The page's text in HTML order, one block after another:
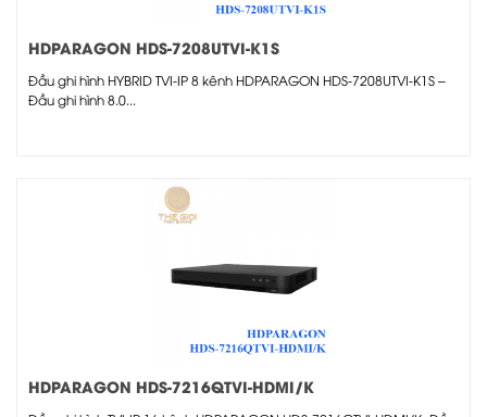
HDPARAGON HDS-7208UTVI-K1S
Đầu ghi hình HYBRID TVI-IP 8 kênh HDPARAGON HDS-7208UTVI-K1S –
Đầu ghi hình 8.0...
HDPARAGON HDS-7216QTVI-HDMI/K